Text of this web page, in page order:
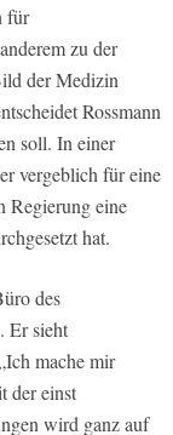
für
zu der
der Medizin
Rossmann
soll. In einer
vergeblich für eine
Regierung eine
hat.
des
Er sieht
mache mir
der einst
wird ganz auf